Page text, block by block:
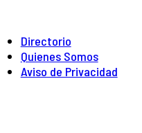
Directorio
Quienes Somos
Aviso de Privacidad